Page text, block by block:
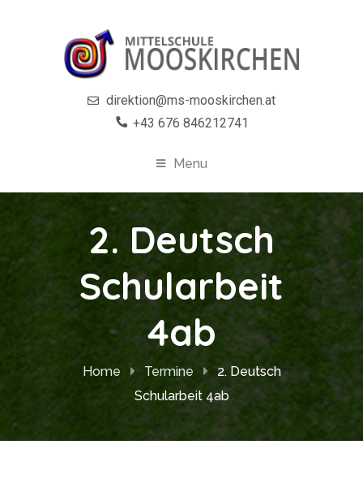
direktion@ms-mooskirchen.at
+43 676 846212741
Menu
2. Deutsch
Schularbeit
4ab
Home Termine
2. Deutsch
Schularbeit 4ab